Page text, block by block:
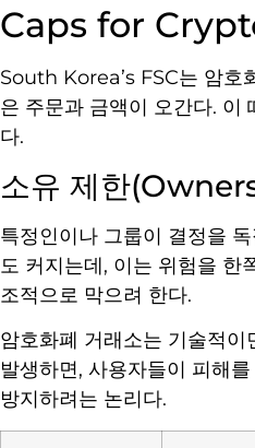
Caps for
South Korea’s FSC는 암호
은 주문과 금액이 오간다. 이
다.
소유 제한
특정인이나 그룹이 결정을
도 커지는데, 이는 위험을 한
조적으로 막으려 한다.
암호화폐 거래소는 기술적
발생하면, 사용자들이 피해
방지하려는 논리다.